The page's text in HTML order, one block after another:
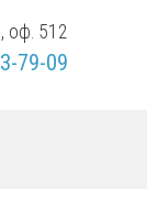
оф. 512
79-09